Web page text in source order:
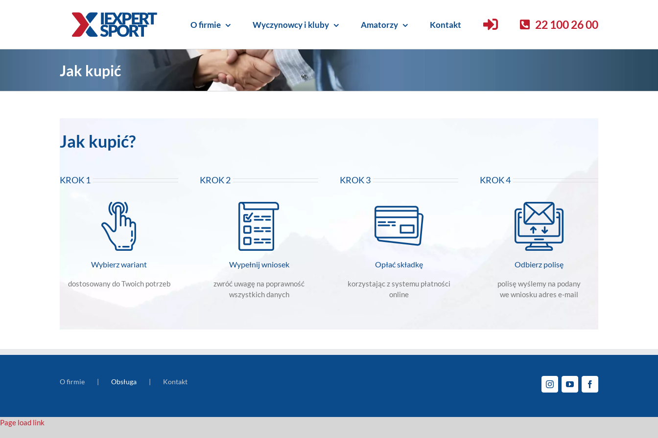
O firmie Wyczynowcy i kluby Amatorzy Kontakt 22 100 26 00
Jak kupić
Jak kupić?
KROK 1
Wybierz wariant
dostosowany do Twoich potrzeb
KROK 2
Wypełnij wniosek
zwróć uwagę na poprawność
wszystkich danych
KROK 3
Opłać składkę
korzystając z systemu płatności
online
KROK 4
Odbierz polisę
polisę wyślemy na podany
we wniosku adres e-mail
O firmie Obsługa Kontakt
Page load link